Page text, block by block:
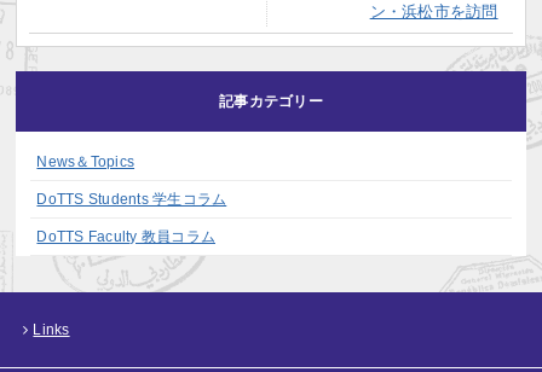
ン・浜松市を訪問
記事カテゴリー
News＆Topics
DoTTS Students 学生コラム
DoTTS Faculty 教員コラム
Links